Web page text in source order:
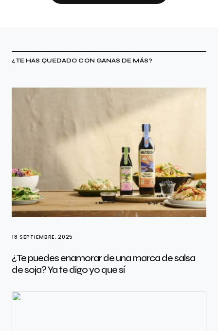
¿TE HAS QUEDADO CON GANAS DE MÁS?
18 SEPTIEMBRE, 2025
¿Te puedes enamorar de una marca de salsa
de soja? Ya te digo yo que sí